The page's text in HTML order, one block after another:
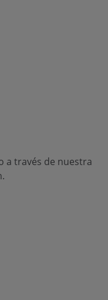
a través de nuestra